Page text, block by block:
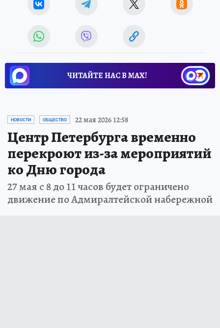
ЧИТАЙТЕ НАС В МАХ!
НОВОСТИ ОБЩЕСТВО 22 мая 2026 12:58
Центр Петербурга временно
перекроют из-за мероприятий
ко Дню города
27 мая с 8 до 11 часов будет ограничено
движение по Адмиралтейской набережной